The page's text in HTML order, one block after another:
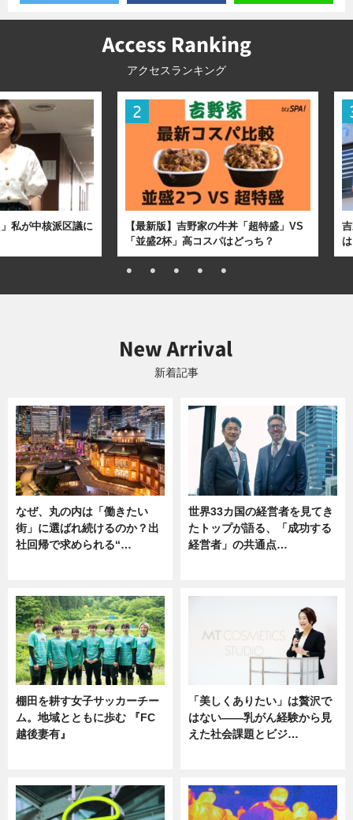
アクセスランキング
私が中核派区議に
【最新版】吉野家の牛丼「超特盛」VS
「並盛2杯」高コスパはどっち？
新着記事
なぜ、丸の内は「働きたい
街」に選ばれ続けるのか？出
社回帰で求められる“…
世界33カ国の経営者を見てき
たトップが語る、「成功する
経営者」の共通点…
棚田を耕す女子サッカーチー
ム。地域とともに歩む 『FC
越後妻有』
「美しくありたい」は贅沢で
はない――乳がん経験から見
えた社会課題とビジ…